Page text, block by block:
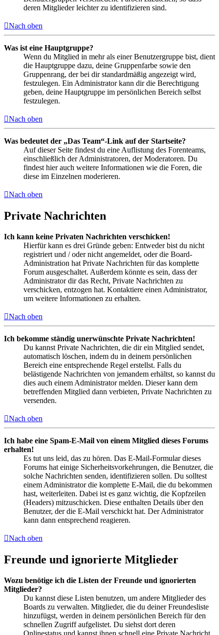
deren Mitglieder leichter zu identifizieren sind.
Nach oben
Was ist eine Hauptgruppe?
Wenn du Mitglied in mehr als einer Benutzergruppe bist, dient
die Hauptgruppe dazu, deine Gruppenfarbe sowie den
Gruppenrang, der bei dir standardmäßig angezeigt wird,
festzulegen. Ein Administrator kann dir die Berechtigung
geben, deine Hauptgruppe im persönlichen Bereich selbst
festzulegen.
Nach oben
Was bedeutet der „Das Team“-Link auf der Startseite?
Auf dieser Seite findest du eine Auflistung des Forenteams,
einschließlich der Administratoren, der Moderatoren. Du
findest hier auch weitere Informationen wie die Foren, die
diese im Einzelnen moderieren.
Nach oben
Private Nachrichten
Ich kann keine Privaten Nachrichten verschicken!
Hierfür kann es drei Gründe geben: Entweder bist du nicht
registriert und / oder nicht angemeldet, oder die Board-
Administration hat Private Nachrichten für das komplette
Forum ausgeschaltet. Außerdem könnte es sein, dass der
Administrator dir das Recht, Private Nachrichten zu
verschicken, entzogen hat. Kontaktiere einen Administrator,
um weitere Informationen zu erhalten.
Nach oben
Ich bekomme ständig unerwünschte Private Nachrichten!
Du kannst Private Nachrichten, die dir ein Mitglied sendet,
automatisch löschen, indem du in deinem persönlichen
Bereich eine entsprechende Regel erstellst. Falls du
belästigende Nachrichten von jemandem erhältst, so kannst du
dies auch einem Administrator melden. Dieser kann dem
betreffenden Mitglied dann verbieten, Private Nachrichten zu
versenden.
Nach oben
Ich habe eine Spam-E-Mail von einem Mitglied dieses Forums
erhalten!
Es tut uns leid, das zu hören. Das E-Mail-Formular dieses
Forums hat einige Sicherheitsvorkehrungen, die Benutzer, die
solche Nachrichten senden, identifizieren sollen. Du solltest
einem Administrator die komplette E-Mail, die du bekommen
hast, weiterleiten. Dabei ist es ganz wichtig, die Kopfzeilen
(Headers) mitzuschicken. Diese enthalten Details über den
Benutzer, der die E-Mail verschickt hat. Der Administrator
kann dann entsprechend reagieren.
Nach oben
Freunde und ignorierte Mitglieder
Wozu benötige ich die Listen der Freunde und ignorierten
Mitglieder?
Du kannst diese Listen benutzen, um andere Mitglieder des
Boards zu verwalten. Mitglieder, die du deiner Freundesliste
hinzufügst, werden in deinem persönlichen Bereich für den
schnellen Zugriff aufgelistet. Du siehst dort deren
Onlinestatus und kannst ihnen schnell eine Private Nachricht